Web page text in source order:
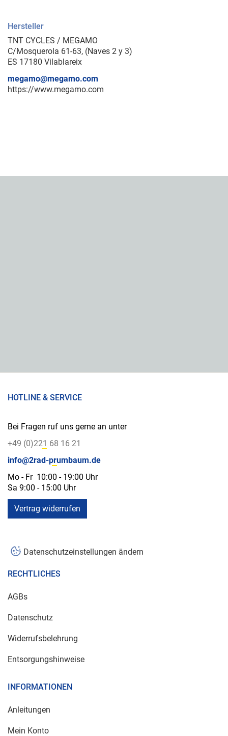
Hersteller
TNT CYCLES / MEGAMO
C/Mosquerola 61-63, (Naves 2 y 3)
ES 17180 Vilablareix
megamo@megamo.com
https://www.megamo.com
HOTLINE & SERVICE
Bei Fragen ruf uns gerne an unter
+49 (0)221 68 16 21
info@2rad-prumbaum.de
Mo - Fr 10:00 - 19:00 Uhr
Sa 9:00 - 15:00 Uhr
Vertrag widerrufen
Datenschutzeinstellungen ändern
RECHTLICHES
AGBs
Datenschutz
Widerrufsbelehrung
Entsorgungshinweise
INFORMATIONEN
Anleitungen
Mein Konto